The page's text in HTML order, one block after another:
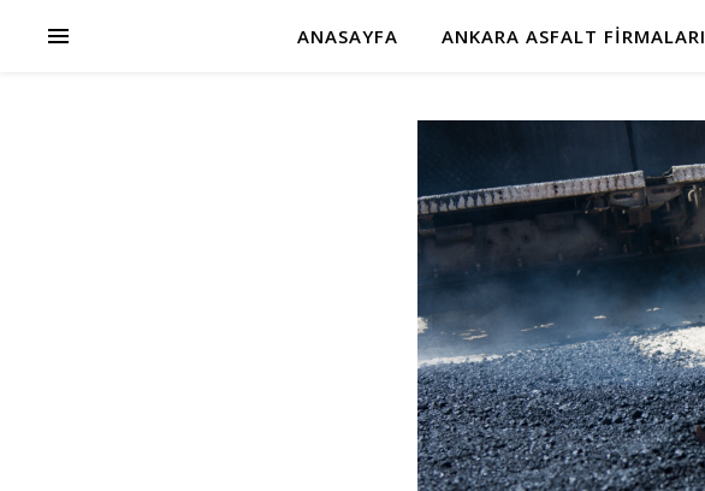
ANASAYFA ANKARA ASFALT FIRMALARI